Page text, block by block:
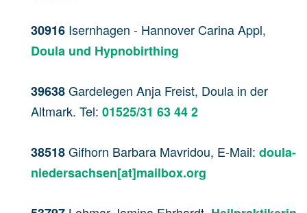
30916 Isernhagen - Hannover Carina Appl,
Doula und Hypnobirthing
39638Gardelegen Anja Freist, Doula in der
Altmark. Tel: 01525/31 63 44 2
38518Gifhorn Barbara Mavridou, E-Mail: doula-
niedersachsen[at]mailbox.org